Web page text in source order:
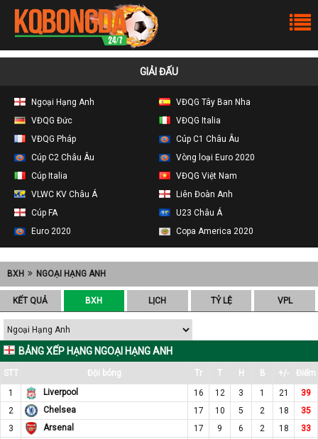
GIẢI ĐẤU
Ngoại Hạng Anh
VĐQG Tây Ban Nha
VĐQG Đức
VĐQG Italia
VĐQG Pháp
Cúp C1 Châu Âu
Cúp C2 Châu Âu
Vòng loại Euro 2020
Cúp Italia
VĐQG Việt Nam
VLWC KV Châu Á
Liên Đoàn Anh
Cúp FA
U23 Châu Á
Euro 2020
Copa America 2020
BXH NGOẠI HẠNG ANH
KẾT QUẢ BXH LỊCH TỶ LỆ VPL
BẢNG XẾP HẠNG NGOẠI HẠNG ANH
STT Đội bóng Tr T H B +/-
Điểm
1
Liverpool 16 12 3 1 21
39
2
Chelsea 17 10 5 2 18
35
3
Arsenal 17 9 6 2 18
33